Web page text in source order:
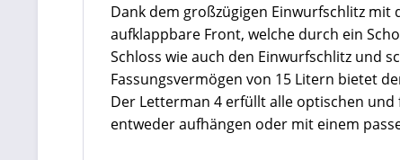
Dank dem großzügigen Einwurfschlitz mit
aufklappbare Front, welche durch ein
Schloss wie auch den Einwurfschlitz und
Fassungsvermögen von 15 Litern bietet
Der Letterman 4 erfüllt alle optischen
entweder aufhängen oder mit einem